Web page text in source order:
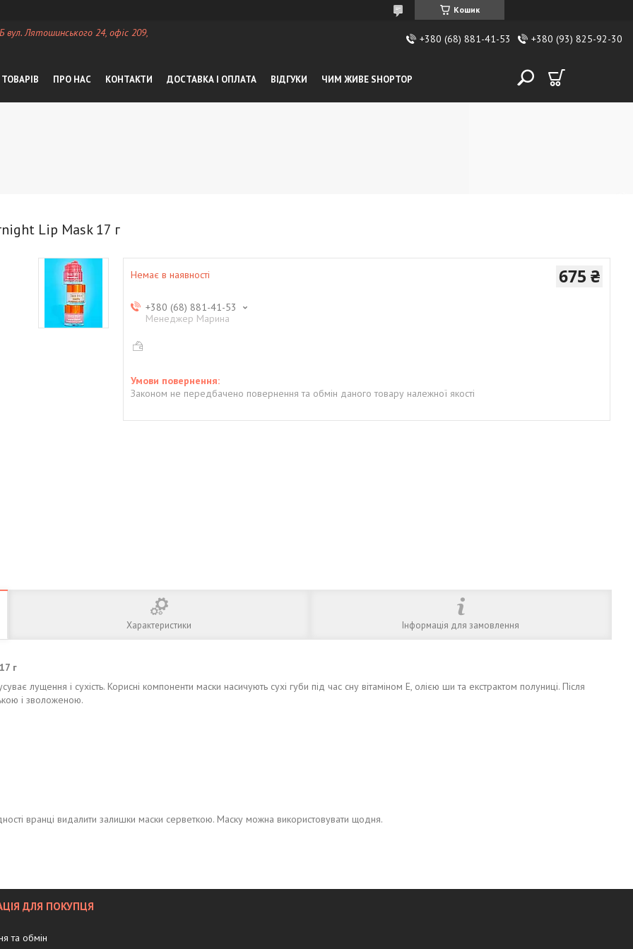
Кошик
вул. Лятошинського 24, офіс 209,
+380 (68) 881-41-53 +380 (93) 825-92-30
ПРО НАС КОНТАКТИ ДОСТАВКА І ОПЛАТА ВІДГУКИ ЧИМ ЖИВЕ SHOPTOP
Lip Mask 17 г
Немає в наявності 675 ₴
+380 (68) 881-41-53
Менеджер Марина
Законом не передбачено повернення та обмін даного товару належної якості
Характеристики Інформація для замовлення
г
лущення і сухість. Корисні компоненти маски насичують сухі губи під час сну вітаміном E, олією ши та екстрактом полуниці. Після
і зволоженою.
вранці видалити залишки маски серветкою. Маску можна використовувати щодня.
ДЛЯ ПОКУПЦЯ
та обмін